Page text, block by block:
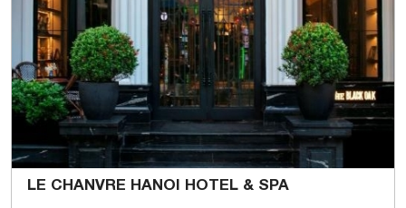
LE CHANVRE HANOI HOTEL & SPA